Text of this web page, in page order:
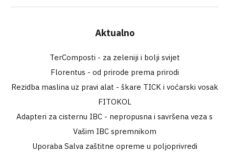
Aktualno
TerComposti - za zeleniji i bolji svijet
Florentus - od prirode prema prirodi
Rezidba maslina uz pravi alat - škare TICK i voćarski vosak
FITOKOL
Adapteri za cisternu IBC - nepropusna i savršena veza s
Vašim IBC spremnikom
Uporaba Salva zaštitne opreme u poljoprivredi